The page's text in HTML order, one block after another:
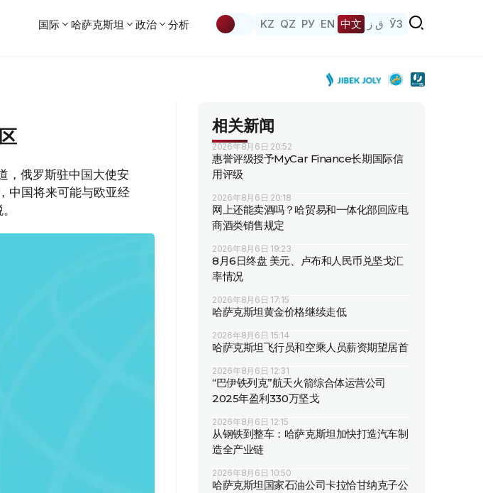
国际 哈萨克斯坦 政治 分析 KZ QZ РУ EN 中文 ق ز ЎЗ
，俄罗斯驻中国大使安
中国将来可能与欧亚经
相关新闻
2026年8月6日 20:52
惠誉评级授予MyCar Finance长期国际信
用评级
2026年8月6日 20:18
网上还能卖酒吗？哈贸易和一体化部回应电
商酒类销售规定
2026年8月6日 19:23
8月6日终盘 美元、卢布和人民币兑坚戈汇
率情况
2026年8月6日 17:15
哈萨克斯坦黄金价格继续走低
2026年8月6日 15:14
哈萨克斯坦飞行员和空乘人员薪资期望居首
2026年8月6日 12:31
“巴伊铁列克”航天火箭综合体运营公司
2025年盈利330万坚戈
2026年8月6日 12:15
从钢铁到整车：哈萨克斯坦加快打造汽车制
造全产业链
2026年8月6日 10:50
哈萨克斯坦国家石油公司卡拉恰甘纳克子公